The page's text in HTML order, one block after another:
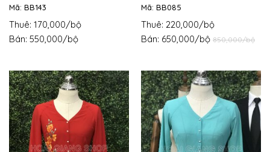
Mã: BB143
Thuê: 170,000/bộ
Bán: 550,000/bộ
Mã: BB085
Thuê: 220,000/bộ
Bán: 650,000/bộ 850,000/bộ